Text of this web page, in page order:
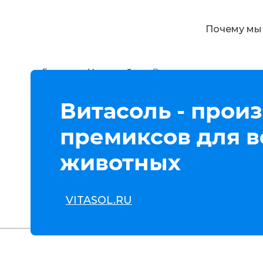
Почему мы
Главная Наши кейсы Витасоль -
Вывели
Витасоль -
премиксов для
животных
VITASOL.RU